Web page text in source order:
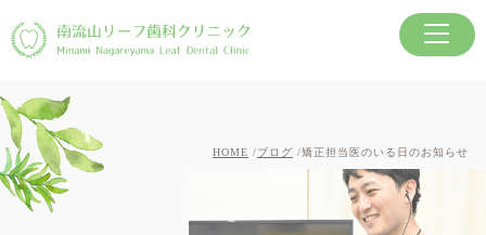
HOME ブログ 矯正担当医のいる日のお知らせ